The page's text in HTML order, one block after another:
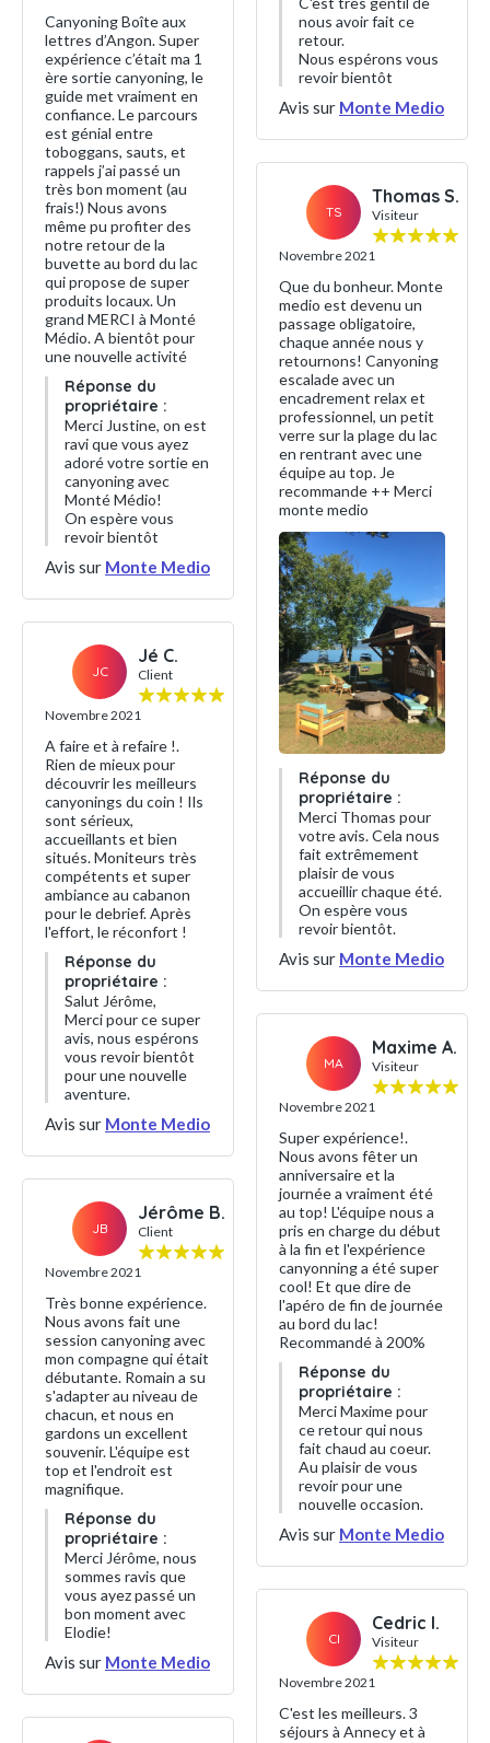
Canyoning Boîte aux
lettres d’Angon. Super
expérience c’était ma 1
ère sortie canyoning, le
guide met vraiment en
confiance. Le parcours
est génial entre
toboggans, sauts, et
rappels j’ai passé un
très bon moment (au
frais!) Nous avons
même pu profiter des
notre retour de la
buvette au bord du lac
qui propose de super
produits locaux. Un
grand MERCI à Monté
Médio. A bientôt pour
une nouvelle activité
Réponse du
propriétaire :
Merci Justine, on est
ravi que vous ayez
adoré votre sortie en
canyoning avec
Monté Médio!
On espère vous
revoir bientôt
Avis sur Monte Medio
JC
Jé C.
Client
Novembre 2021
A faire et à refaire !.
Rien de mieux pour
découvrir les meilleurs
canyonings du coin ! Ils
sont sérieux,
accueillants et bien
situés. Moniteurs très
compétents et super
ambiance au cabanon
pour le debrief. Après
l'effort, le réconfort !
Réponse du
propriétaire :
Salut Jérôme,
Merci pour ce super
avis, nous espérons
vous revoir bientôt
pour une nouvelle
aventure.
Avis sur Monte Medio
JB
Jérôme B.
Client
Novembre 2021
Très bonne expérience.
Nous avons fait une
session canyoning avec
mon compagne qui était
débutante. Romain a su
s'adapter au niveau de
chacun, et nous en
gardons un excellent
souvenir. L'équipe est
top et l'endroit est
magnifique.
Réponse du
propriétaire :
Merci Jérôme, nous
sommes ravis que
vous ayez passé un
bon moment avec
Elodie!
Avis sur Monte Medio
nous avoir fait ce
retour.
Nous espérons vous
revoir bientôt
Avis sur Monte Medio
TS
Thomas S.
Visiteur
Novembre 2021
Que du bonheur. Monte
medio est devenu un
passage obligatoire,
chaque année nous y
retournons! Canyoning
escalade avec un
encadrement relax et
professionnel, un petit
verre sur la plage du lac
en rentrant avec une
équipe au top. Je
recommande ++ Merci
monte medio
Réponse du
propriétaire :
Merci Thomas pour
votre avis. Cela nous
fait extrêmement
plaisir de vous
accueillir chaque été.
On espère vous
revoir bientôt.
Avis sur Monte Medio
MA
Maxime A.
Visiteur
Novembre 2021
Super expérience!.
Nous avons fêter un
anniversaire et la
journée a vraiment été
au top! L'équipe nous a
pris en charge du début
à la fin et l'expérience
canyonning a été super
cool! Et que dire de
l'apéro de fin de journée
au bord du lac!
Recommandé à 200%
Réponse du
propriétaire :
Merci Maxime pour
ce retour qui nous
fait chaud au coeur.
Au plaisir de vous
revoir pour une
nouvelle occasion.
Avis sur Monte Medio
CI
Cedric I.
Visiteur
Novembre 2021
C'est les meilleurs. 3
séjours à Annecy et à